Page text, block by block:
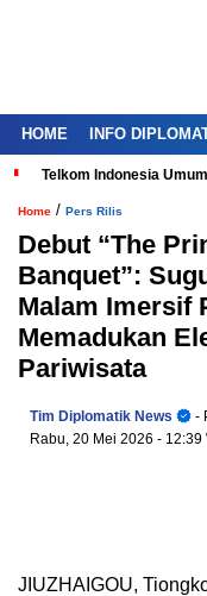
HOME INFO
Telkom Indonesia
Home / Pers Rilis
Debut “The
Banquet”:
Malam Imersif
Memadukan
Pariwisata
Tim Diplomatik News
-
Rabu, 20 Mei 2026 - 12:39
JIUZHAIGOU,